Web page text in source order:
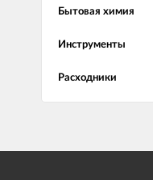
Бытовая химия
Инструменты
Расходники